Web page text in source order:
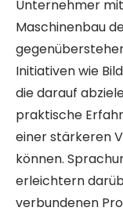
Unternehmer
Maschinenbau
Initiativen wie
die darauf
praktische
einer stärkeren
können.
erleichtern
verbundenen